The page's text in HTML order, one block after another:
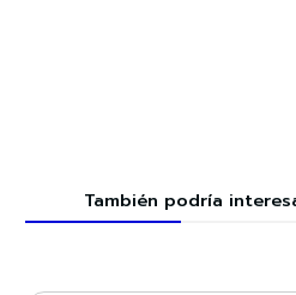
También podría